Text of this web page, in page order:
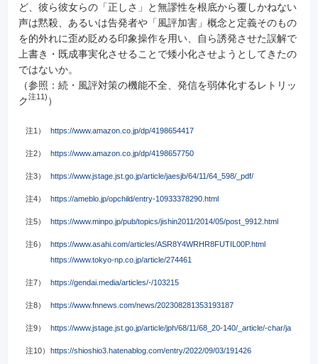
ど、彼ら彼女らの「正しさ」と無謬性を根底から覆しかねない
声は黙殺、あるいは告発者や「風評加害」概念と定義そのもの
を的外れに歪め貶める印象操作を用い、自ら誘発させた誤解で
上書き・既成事実化させることで矮小化させようとしてきたの
ではないか。
（参照：続・風評対策の機能不全、発信を弱体化するレトリッ
ク注11) ）
注1） https://www.amazon.co.jp/dp/4198654417
注2） https://www.amazon.co.jp/dp/4198657750
注3） https://www.jstage.jst.go.jp/article/jaesjb/64/11/64_598/_pdf/
注4） https://ameblo.jp/opchild/entry-10933378290.html
注5） https://www.minpo.jp/pub/topics/jishin2011/2014/05/post_9912.html
注6）
https://www.asahi.com/articles/ASR8Y4WRHR8FUTIL00P.html
https://www.tokyo-np.co.jp/article/274461
注7） https://gendai.media/articles/-/103215
注8） https://www.fnnews.com/news/202308281353193187
注9） https://www.jstage.jst.go.jp/article/jph/68/11/68_20-140/_article/-char/ja
注10） https://shioshio3.hatenablog.com/entry/2022/09/03/191426